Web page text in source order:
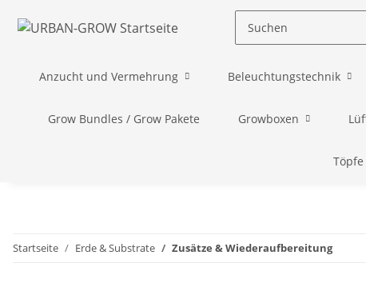
Anzucht und Vermehrung Beleuchtungstechnik
Grow Bundles / Grow Pakete Growboxen
Startseite Erde & Substrate Zusätze & Wiederaufbereitung